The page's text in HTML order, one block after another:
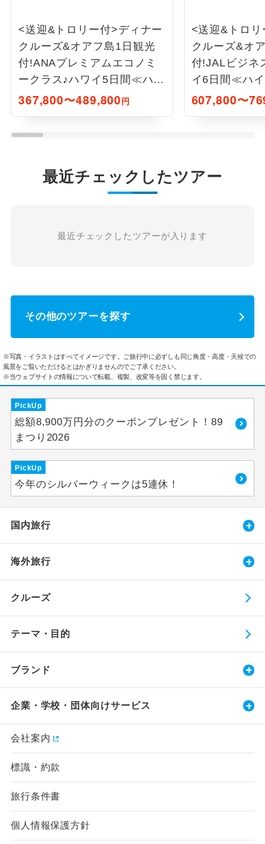
<送迎&トロリー付>ディナー
クルーズ&オアフ島1日観光
付!ANAプレミアムエコノミ
ークラス♪ハワイ5日間≪ハイ
アット/オーシャンフロント
367,800〜489,800円
<送迎&トロ
クルーズ&オ
付!JALビジネ
イ6日間≪ハ
ャンフロント
607,800〜
最近チェックしたツアー
最近チェックしたツアーが入ります
その他のツアーを探す
※写真・イラストはすべてイメージです。ご旅行中に必ずしも同じ角度・高度・天候での
風景をご覧いただけるとはかぎりませんのでご了承ください。
※当ウェブサイトの情報について転載、複製、改変等を固く禁じます。
PickUp
総額8,900万円分のクーポンプレゼント！89
まつり2026
PickUp
今年のシルバーウィークは5連休！
国内旅行
海外旅行
クルーズ
テーマ・目的
ブランド
企業・学校・団体向けサービス
会社案内
標識・約款
旅行条件書
個人情報保護方針